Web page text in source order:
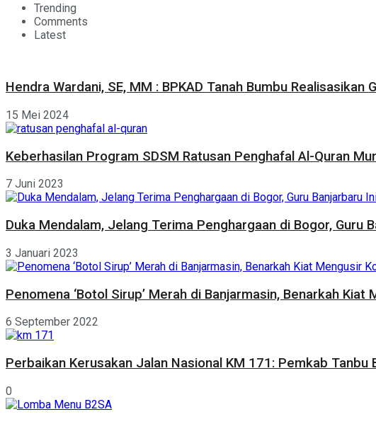
Trending
Comments
Latest
Hendra Wardani, SE, MM : BPKAD Tanah Bumbu
15 Mei 2024
Keberhasilan Program SDSM Ratusan Penghafal Al-Quran
7 Juni 2023
Duka Mendalam, Jelang Terima Penghargaan di Bogor, Guru
3 Januari 2023
Penomena ‘Botol Sirup’ Merah di Banjarmasin, Benarkah Kiat
6 September 2022
Perbaikan Kerusakan Jalan Nasional KM 171: Pemkab Tanbu
0